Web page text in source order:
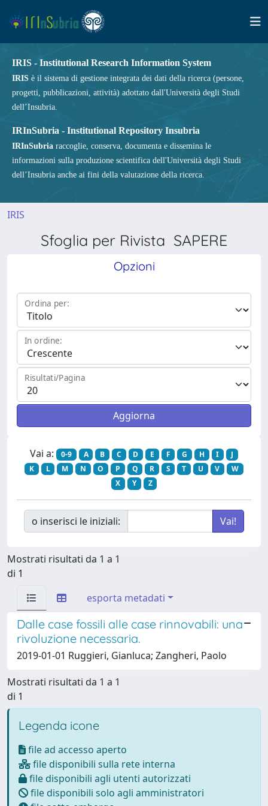
IRIS - Institutional Research Information System
IRIS è il sistema di gestione integrata dei dati della ricerca (persone,
progetti, pubblicazioni, attività) adottato dall'Università degli Studi
dell’Insubria.
IRInSubria - Institutional Repository Insubria
IRInSubria raccoglie, conserva, documenta e dissemina le
informazioni sulla produzione scientifica dell'Università degli Studi
dell’Insubria anche ai fini della valutazione della ricerca.
IRIS
Sfoglia per Rivista SAPERE
Opzioni
Ordina per:
In ordine:
Risultati/Pagina
Vai a: 0-9 A B C D E F G H I
J
K
L M N O P Q R S T U V
W
X
Y Z
o inserisci le iniziali:
Mostrati risultati da 1 a 1
di 1
esporta metadati
Dalle case fossili alle case rinnovabili: una
rivoluzione necessaria.
2019-01-01 Ruggieri, Gianluca; Zangheri, Paolo
Mostrati risultati da 1 a 1
di 1
Legenda icone
file ad accesso aperto
file disponibili sulla rete interna
file disponibili agli utenti autorizzati
file disponibili solo agli amministratori